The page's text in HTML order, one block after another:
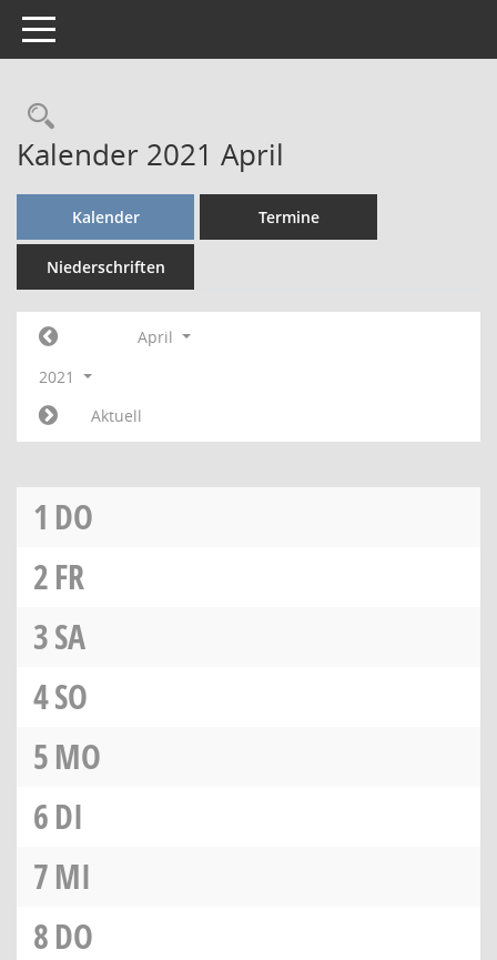
Toggle navigation
Rechercheauswahl
Kalender 2021 April
Kalender Termine
Niederschriften
April
2021
Aktuell
1 DO
2FR
3SA
4SO
5MO
6DI
7MI
8DO